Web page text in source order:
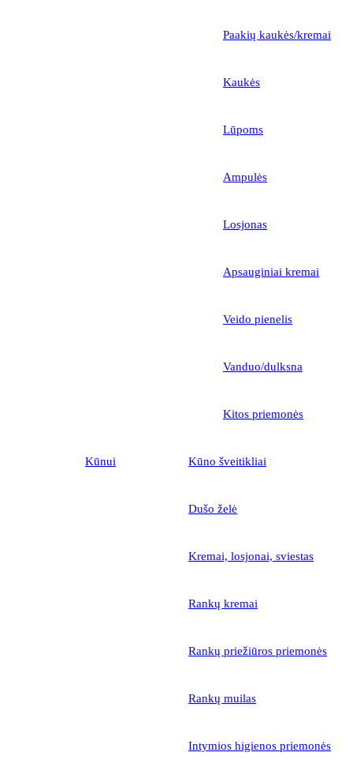
Paakių kaukės/kremai
Kaukės
Lūpoms
Ampulės
Losjonas
Apsauginiai kremai
Veido pienelis
Vanduo/dulksna
Kitos priemonės
Kūnui Kūno šveitikliai
Dušo želė
Kremai, losjonai, sviestas
Rankų kremai
Rankų priežiūros priemonės
Rankų muilas
Intymios higienos priemonės